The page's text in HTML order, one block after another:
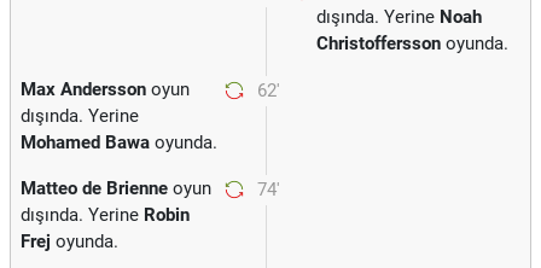
dışında. Yerine Noah
Christoffersson oyunda.
62'
Max Andersson oyun
dışında. Yerine
Mohamed Bawa oyunda.
74'
Matteo de Brienne oyun
dışında. Yerine Robin
Frej oyunda.